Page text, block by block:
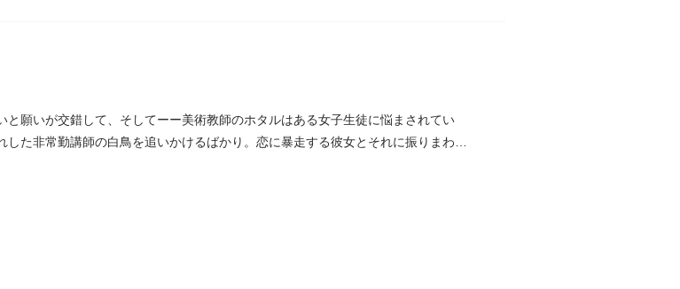
と願いが交錯して、そしてーー美術教師のホタルはある女子生徒に悩まされてい
した非常勤講師の白鳥を追いかけるばかり。恋に暴走する彼女とそれに振りまわさ